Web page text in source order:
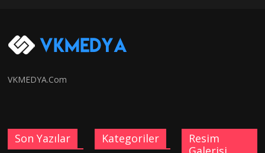
VKMEDYA.Com
Son Yazılar Kategoriler
Resim